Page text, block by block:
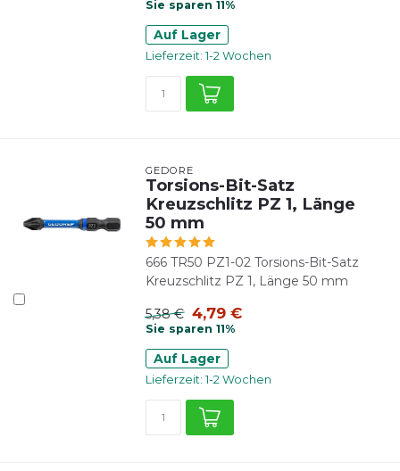
Sie sparen 11%
Auf Lager
Lieferzeit: 1-2 Wochen
GEDORE
Torsions-Bit-Satz
Kreuzschlitz PZ 1, Länge
50 mm
666 TR50 PZ1-02 Torsions-Bit-Satz
Kreuzschlitz PZ 1, Länge 50 mm
5,38 € 4,79 €
Sie sparen 11%
Auf Lager
Lieferzeit: 1-2 Wochen